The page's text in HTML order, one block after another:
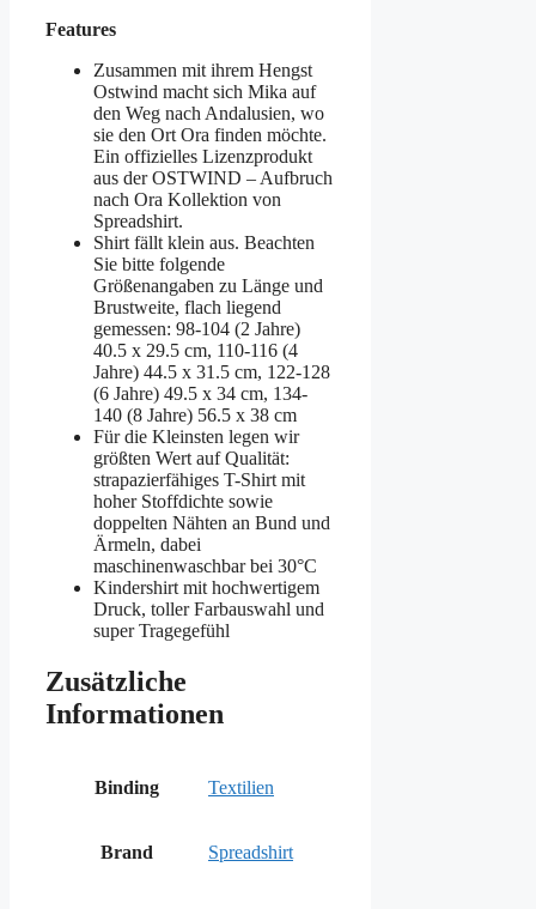
Features
Zusammen mit ihrem Hengst
Ostwind macht sich Mika auf
den Weg nach Andalusien, wo
sie den Ort Ora finden möchte.
Ein offizielles Lizenzprodukt
aus der OSTWIND – Aufbruch
nach Ora Kollektion von
Spreadshirt.
Shirt fällt klein aus. Beachten
Sie bitte folgende
Größenangaben zu Länge und
Brustweite, flach liegend
gemessen: 98-104 (2 Jahre)
40.5 x 29.5 cm, 110-116 (4
Jahre) 44.5 x 31.5 cm, 122-128
(6 Jahre) 49.5 x 34 cm, 134-
140 (8 Jahre) 56.5 x 38 cm
Für die Kleinsten legen wir
größten Wert auf Qualität:
strapazierfähiges T-Shirt mit
hoher Stoffdichte sowie
doppelten Nähten an Bund und
Ärmeln, dabei
maschinenwaschbar bei 30°C
Kindershirt mit hochwertigem
Druck, toller Farbauswahl und
super Tragegefühl
Zusätzliche
Informationen
Binding Textilien
Brand Spreadshirt